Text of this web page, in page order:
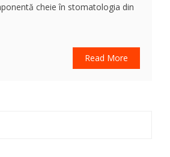
cheie în stomatologia din
Read More